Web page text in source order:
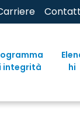
integrità
hi